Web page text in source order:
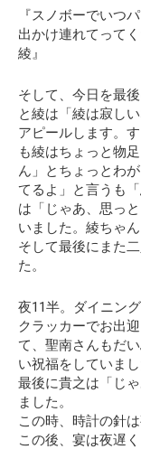
『スノボーでいつ
出かけ連れてって
綾』
そして、今日を最
と綾は「綾は寂し
アピールします。
も綾はちょっと物
ん」とちょっとわ
てるよ」と言うも
は「じゃあ、思っ
いました。綾ちゃ
そして最後にまた
た。
夜11半。ダイニン
クラッカーでお出
て、聖南さんもだ
い祝福をしていまし
最後に貴之は「じ
ました。
この時、時計の針は
この後、宴は夜遅